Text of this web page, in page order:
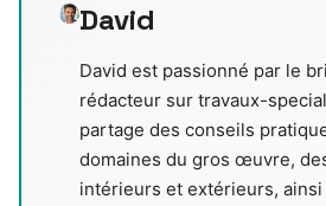
David
David est passionné par le
rédacteur sur travaux-
partage des conseils
domaines du gros œuvre,
intérieurs et extérieurs,